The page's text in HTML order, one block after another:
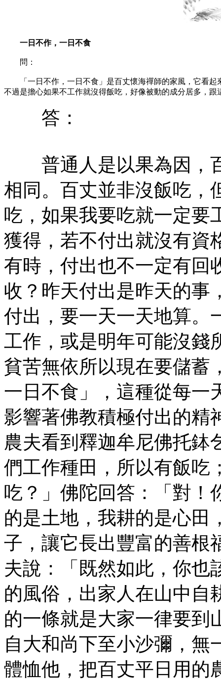
一日不作，一日不食
問：
「一日不作，一日不食」是百丈懷海禪師的家風，它看起
不過是擔心如果不工作就沒得飯吃，好像被動的成分居多，
答：
普通人是以果為因，
相同。百丈並非沒飯吃，
吃，如果我要吃就一定要
獲得，若不付出就沒有資
有時，付出也不一定有回
收？昨天付出是昨天的事
付出，要一天一天地算。
工作，或是明年可能沒錢
貧苦無依所以現在要儲蓄
一日不食」，這種從每一
影響著佛教積極付出的精
農夫看到釋迦牟尼佛托鉢
們工作種田，所以有飯吃
吃？」佛陀回答：「對！
的是土地，我耕的是心田
子，讓它長出豐富的善根
夫說：「既然如此，你也
的風俗，出家人在山中自
的一條就是大家一律要到
自大和尚下至小沙彌，無
體恤他，把百丈平日用的